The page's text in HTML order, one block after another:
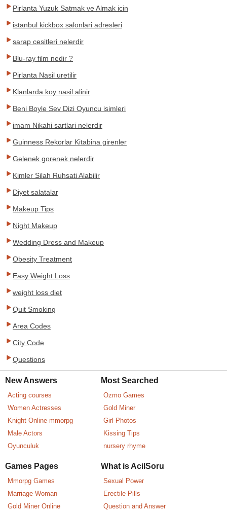
Pirlanta Yuzuk Satmak ve Almak icin
istanbul kickbox salonlari adresleri
sarap cesitleri nelerdir
Blu-ray film nedir ?
Pirlanta Nasil uretilir
Klanlarda koy nasil alinir
Beni Boyle Sev Dizi Oyuncu isimleri
imam Nikahi sartlari nelerdir
Guinness Rekorlar Kitabina girenler
Gelenek gorenek nelerdir
Kimler Silah Ruhsati Alabilir
Diyet salatalar
Makeup Tips
Night Makeup
Wedding Dress and Makeup
Obesity Treatment
Easy Weight Loss
weight loss diet
Quit Smoking
Area Codes
City Code
Questions
New Answers
Acting courses
Women Actresses
Knight Online mmorpg
Male Actors
Oyunculuk
Most Searched
Ozmo Games
Gold Miner
Girl Photos
Kissing Tips
nursery rhyme
Games Pages
Mmorpg Games
Marriage Woman
Gold Miner Online
What is AcilSoru
Sexual Power
Erectile Pills
Question and Answer